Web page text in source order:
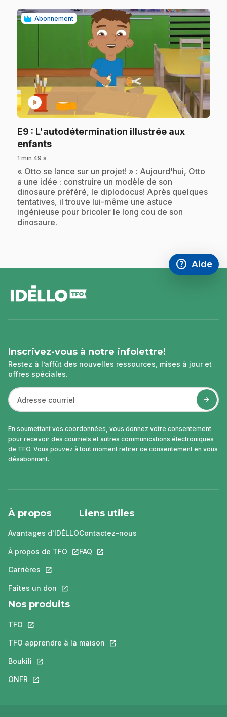
Abonnement
play_circle
E9 : L'autodétermination illustrée aux
enfants.
1 min 49 s
.« Otto se lance sur un projet! » : Aujourd'hui, Otto
a une idée : construire un modèle de son
dinosaure préféré, le diplodocus! Après quelques
tentatives, il trouve lui-même une astuce
ingénieuse pour bricoler le long cou de son
dinosaure.
help
Accéder à
Aide
,Ce lien
de
page
Inscrivez-vous à notre infolettre!
Restez à l’affût des nouvelles ressources, mises à jour et
offres spéciales.
En soumettant vos coordonnées, vous donnez votre consentement
pour recevoir des courriels et autres communications électroniques
de TFO. Vous pouvez à tout moment retirer ce consentement en vous
désabonnant.
À propos
Avantages d'IDÉLLO
À propos de TFO Ce lien s'ouvrira dans un nouvel onglet.
Carrières Ce lien s'ouvrira dans un nouvel onglet.
Faites un don Ce lien s'ouvrira dans un nouvel onglet.
Liens utiles
Contactez-nous
FAQ Ce lien s'ouvrira dans un nouvel
Nos produits
TFO Ce lien s'ouvrira dans un nouvel onglet.
TFO apprendre à la maison Ce lien s'ouvrira dans un nouvel
Boukili Ce lien s'ouvrira dans un nouvel onglet.
ONFR Ce lien s'ouvrira dans un nouvel onglet.